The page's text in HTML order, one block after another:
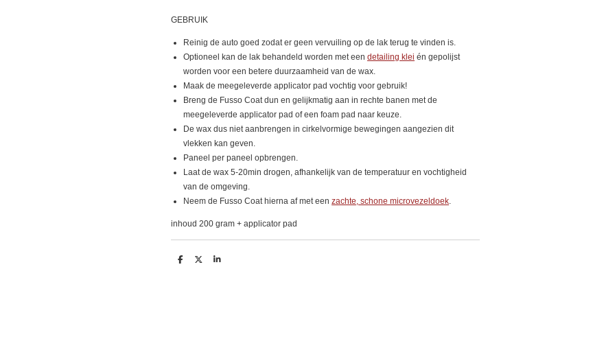
GEBRUIK
Reinig de auto goed zodat er geen vervuiling op de lak terug te vinden is.
Optioneel kan de lak behandeld worden met een detailing klei én gepolijst
worden voor een betere duurzaamheid van de wax.
Maak de meegeleverde applicator pad vochtig voor gebruik!
Breng de Fusso Coat dun en gelijkmatig aan in rechte banen met de
meegeleverde applicator pad of een foam pad naar keuze.
De wax dus niet aanbrengen in cirkelvormige bewegingen aangezien dit
vlekken kan geven.
Paneel per paneel opbrengen.
Laat de wax 5-20min drogen, afhankelijk van de temperatuur en vochtigheid
van de omgeving.
Neem de Fusso Coat hierna af met een zachte, schone microvezeldoek
inhoud 200 gram + applicator pad
D
D
S